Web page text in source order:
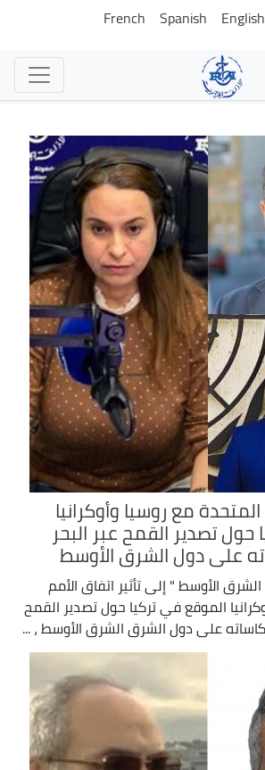
تجاوز
English
Spanish
French
المتحدة مع روسيا وأوكرانيا
تصدير القمح عبر البحر
على دول الشرق الأوسط
الأوسط " إلى تأثير اتفاق الأمم
الموقع في تركيا حول تصدير القمح
على دول الشرق الشرق الأوسط ، ...